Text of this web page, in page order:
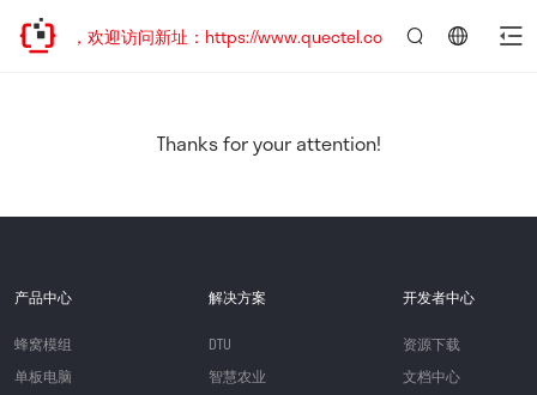
已迁移，欢迎访问新址：https://www.quectel.com.cn
Thanks for your attention!
产品中心
蜂窝模组
单板电脑
解决方案
DTU
智慧农业
开发者中心
资源下载
文档中心